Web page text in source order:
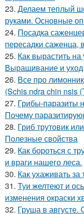
23. Делаем теплый
руками. Основные
24. Посадка
пересадки саженца,
25. Как вырастить на
Выращивание и уход
26. Все про
(Schis ndra chin nsis
27. Грибы-паразиты
Почему
28. Гриб трутовик
Полезные свойства
29. Как бороться с
и враги нашего леса.
30. Как ухаживать
31. Туи желтеют и
изменения окраски
32. Груша в августе.